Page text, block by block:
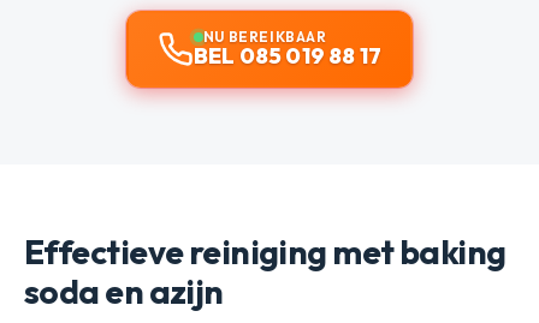
NU BEREIKBAAR
BEL 085 019 88 17
Effectieve reiniging met baking
soda en azijn